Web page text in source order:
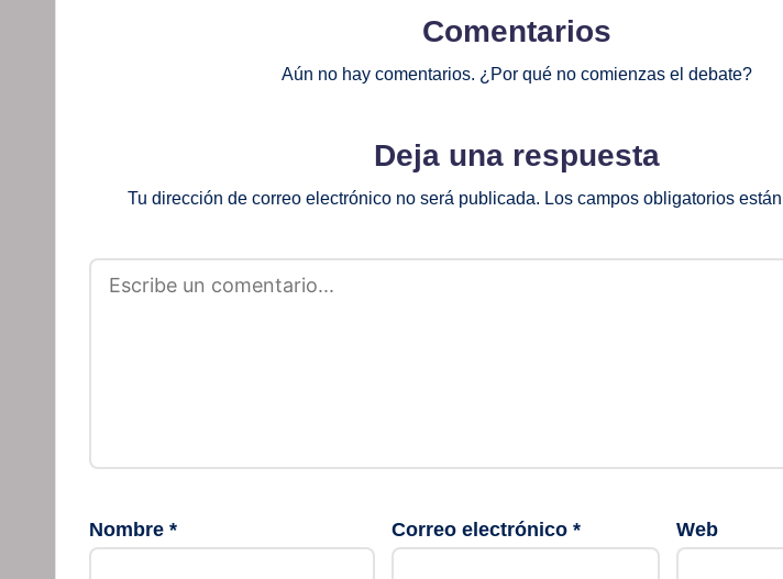
Comentarios
Aún no hay comentarios. ¿Por qué no comienzas el debate?
Deja una respuesta
Tu dirección de correo electrónico no será publicada. Los campos obligatorios
Nombre * Correo electrónico * Web